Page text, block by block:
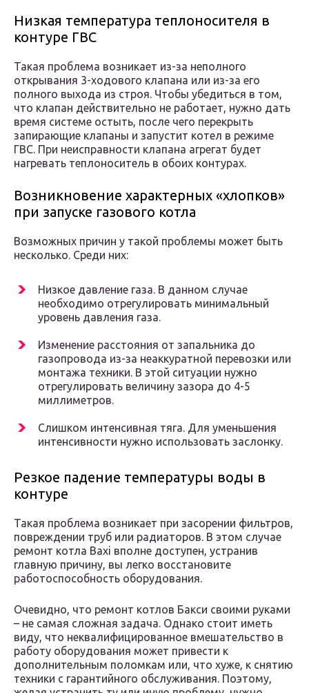
Низкая температура теплоносителя в
контуре ГВС
Такая проблема возникает из-за неполного
открывания 3-ходового клапана или из-за его
полного выхода из строя. Чтобы убедиться в том,
что клапан действительно не работает, нужно дать
время системе остыть, после чего перекрыть
запирающие клапаны и запустит котел в режиме
ГВС. При неисправности клапана агрегат будет
нагревать теплоноситель в обоих контурах.
Возникновение характерных «хлопков»
при запуске газового котла
Возможных причин у такой проблемы может быть
несколько. Среди них:
Низкое давление газа. В данном случае
необходимо отрегулировать минимальный
уровень давления газа.
Изменение расстояния от запальника до
газопровода из-за неаккуратной перевозки или
монтажа техники. В этой ситуации нужно
отрегулировать величину зазора до 4-5
миллиметров.
Слишком интенсивная тяга. Для уменьшения
интенсивности нужно использовать заслонку.
Резкое падение температуры воды в
контуре
Такая проблема возникает при засорении фильтров,
повреждении труб или радиаторов. В этом случае
ремонт котла Baxi вполне доступен, устранив
главную причину, вы легко восстановите
работоспособность оборудования.
Очевидно, что ремонт котлов Бакси своими руками
– не самая сложная задача. Однако стоит иметь
виду, что неквалифицированное вмешательство в
работу оборудования может привести к
дополнительным поломкам или, что хуже, к снятию
техники с гарантийного обслуживания. Поэтому,